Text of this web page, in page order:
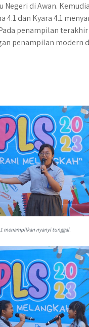
Negeri di Awan.
4.1 dan Kyara 4.1
penampilan
penampilan modern
menampilkan nyanyi tunggal.